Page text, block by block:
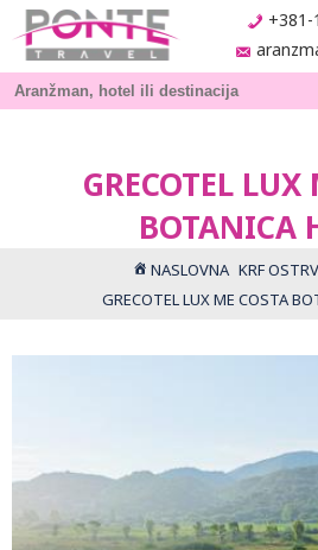
+381-
GRECOTEL LUX
BOTANICA
NASLOVNA KRF
GRECOTEL LUX ME COSTA